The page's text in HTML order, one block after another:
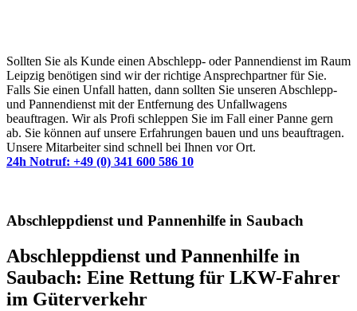
Sollten Sie als Kunde einen Abschlepp- oder Pannendienst im Raum
Leipzig benötigen sind wir der richtige Ansprechpartner für Sie.
Falls Sie einen Unfall hatten, dann sollten Sie unseren Abschlepp-
und Pannendienst mit der Entfernung des Unfallwagens
beauftragen. Wir als Profi schleppen Sie im Fall einer Panne gern
ab. Sie können auf unsere Erfahrungen bauen und uns beauftragen.
Unsere Mitarbeiter sind schnell bei Ihnen vor Ort.
24h Notruf: +49 (0) 341 600 586 10
Abschleppdienst und Pannenhilfe in Saubach
Abschleppdienst und Pannenhilfe in
Saubach: Eine Rettung für LKW-Fahrer
im Güterverkehr